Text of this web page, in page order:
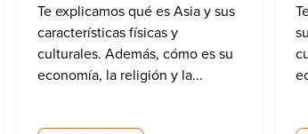
Te explicamos qué es Asia y sus
características físicas y
culturales. Además, cómo es su
economía, la religión y la...